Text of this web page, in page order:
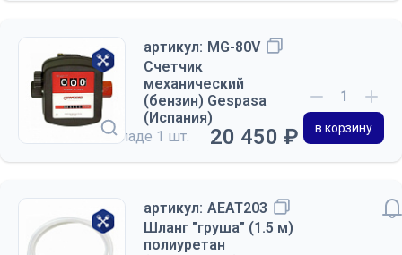
артикул: MG-80V
Счетчик
механический
(бензин) Gespasa
(Испания)
на складе 1 шт. 20 450 ₽ в корзину
артикул: AEAT203
Шланг "груша" (1.5 м)
полиуретан